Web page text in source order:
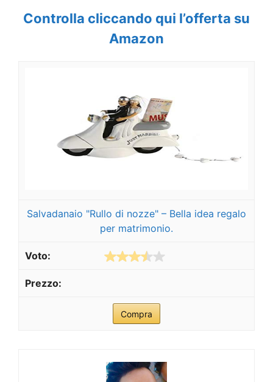
Controlla cliccando qui l’offerta su
Amazon
Salvadanaio "Rullo di nozze" – Bella idea regalo
per matrimonio.
Compra